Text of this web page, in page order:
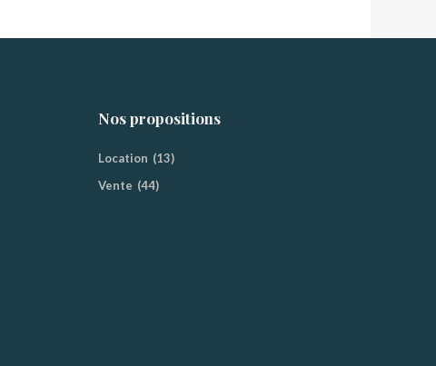
Nos propositions
Location (13)
Vente (44)